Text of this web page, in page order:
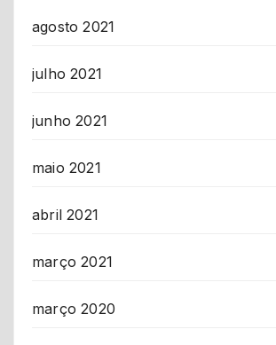
agosto 2021
julho 2021
junho 2021
maio 2021
abril 2021
março 2021
março 2020